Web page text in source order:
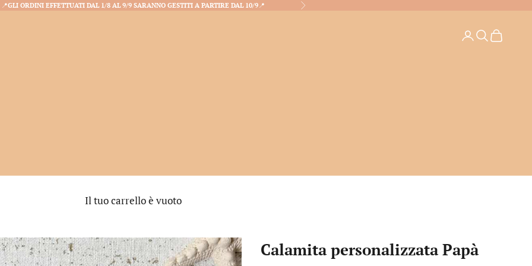
📍GLI ORDINI EFFETTUATI DAL 1/8 AL 9/9 SARANNO GESTITI A PARTIRE DAL 10/9📍 Successivo
LoginCercaCarrello
Il tuo carrello è vuoto
Calamita personalizzata Papà